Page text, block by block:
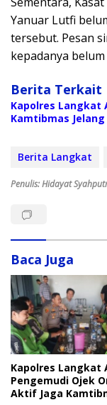
Yanuar Lutfi
tersebut. Pesan
kepadanya
Berita Terkait
Kapolres Langkat
Kamtibmas Jelang
Berita Langkat
Penulis: Hidayat
Baca Juga
Kapolres Langkat
Pengemudi Ojek
Aktif Jaga